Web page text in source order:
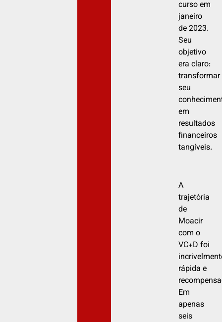
curso em
janeiro
de 2023.
Seu
objetivo
era claro:
transformar
seu
em
resultados
financeiros
tangíveis.
A
trajetória
de
Moacir
com o
VC+D foi
rápida e
Em
apenas
seis